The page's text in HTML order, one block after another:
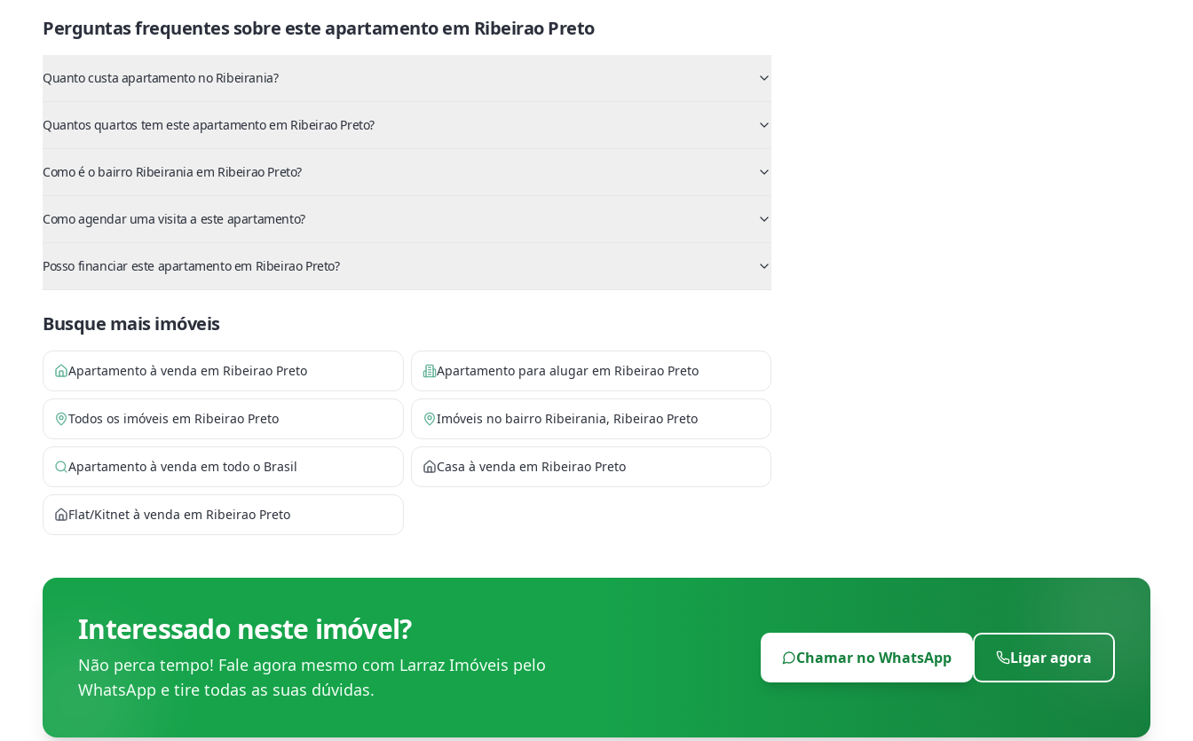
Perguntas frequentes sobre esteapartamentoem Ribeirao Preto
Quanto custa apartamento no Ribeirania?
Quantos quartos tem este apartamento em Ribeirao Preto?
Como é o bairro Ribeirania em Ribeirao Preto?
Como agendar uma visita a este apartamento?
Posso financiar este apartamento em Ribeirao Preto?
Busque mais imóveis
Apartamento à venda em Ribeirao Preto Apartamento para alugar em Ribeirao Preto
Todos os imóveis em Ribeirao Preto Imóveis no bairro Ribeirania, Ribeirao Preto
Apartamento à venda em todo o Brasil Casa à venda em Ribeirao Preto
Flat/Kitnet à venda em Ribeirao Preto
Interessado neste imóvel?
Não perca tempo! Fale agora mesmo com Larraz Imóveis pelo
WhatsApp e tire todas as suas dúvidas.
Chamar no WhatsApp Ligar agora